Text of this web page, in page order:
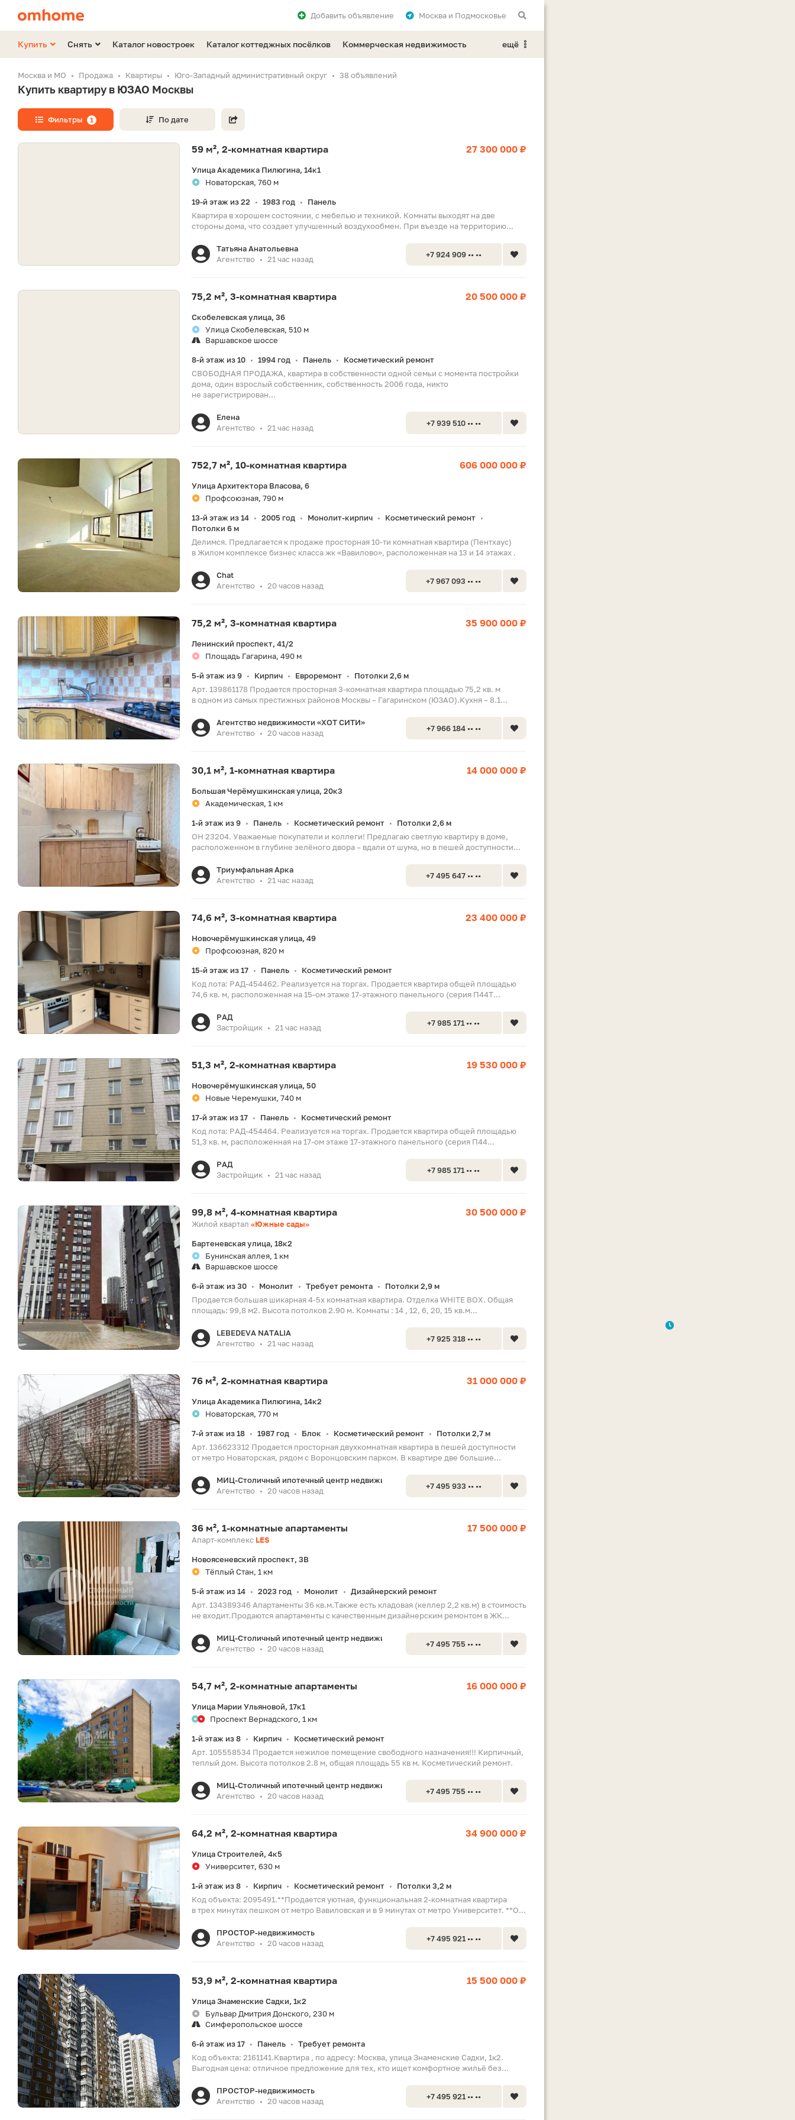
Москва и Подмосковье
Добавитьобъявление
Купить Снять Каталог новостроек Каталог коттеджных посёлков Коммерческая недвижимость ещё
Москва и МО Продажа Квартиры Юго-Западный административный округ 38 объявлений
Купить квартиру в ЮЗАО Москвы
Фильтры 1 По дате
59 м², 2-комнатная квартира 27 300 000 ₽
Улица Академика Пилюгина, 14к1
Новаторская, 760 м
19-й этаж из 22 • 1983 год •
Панель
Квартира в хорошем состоянии, с мебелью и техникой. Комнаты выходят на две
стороны дома, что создает улучшенный воздухообмен. При въезде на территорию...
Татьяна Анатольевна
Агентство
• 21 час назад +7 924 909 •• ••
75,2 м², 3-комнатная квартира 20 500 000 ₽
Скобелевская улица, 36
Улица Скобелевская, 510 м
Варшавское шоссе
8-й этаж из 10 • 1994 год • Панель •
Косметический ремонт
СВОБОДНАЯ ПРОДАЖА, квартира в собственности одной семьи с момента постройки
дома, один взрослый собственник, собственность 2006 года, никто
не зарегистрирован...
Елена
Агентство
• 21 час назад +7 939 510 •• ••
752,7 м², 10-комнатная квартира 606 000 000 ₽
Улица Архитектора Власова, 6
Профсоюзная, 790 м
13-й этаж из 14 • 2005 год • Монолит-кирпич • Косметический ремонт •
Потолки 6 м
Делимся. Предлагается к продаже просторная 10-ти комнатная квартира (Пентхаус)
в Жилом комплексе бизнес класса жк «Вавилово», расположенная на 13 и 14 этажах .
Chat
Агентство
• 20 часов назад +7 967 093 •• ••
75,2 м², 3-комнатная квартира 35 900 000 ₽
Ленинский проспект, 41/2
Площадь Гагарина, 490 м
5-й этаж из 9 • Кирпич • Евроремонт •
Потолки 2,6 м
Арт. 139861178 Продается просторная 3-комнатная квартира площадью 75,2 кв. м
в одном из самых престижных районов Москвы – Гагаринском (ЮЗАО).Кухня – 8.1...
Агентство недвижимости «ХОТ СИТИ»
Агентство
• 20 часов назад +7 966 184 •• ••
30,1 м², 1-комнатная квартира 14 000 000 ₽
Большая Черёмушкинская улица, 20к3
Академическая, 1 км
1-й этаж из 9 • Панель • Косметический ремонт •
Потолки 2,6 м
ОН 23204. Уважаемые покупатели и коллеги! Предлагаю светлую квартиру в доме,
расположенном в глубине зелёного двора – вдали от шума, но в пешей доступности...
Триумфальная Арка
Агентство
• 21 час назад +7 495 647 •• ••
74,6 м², 3-комнатная квартира 23 400 000 ₽
Новочерёмушкинская улица, 49
Профсоюзная, 820 м
15-й этаж из 17 • Панель •
Косметический ремонт
Код лота: РАД-454462. Реализуется на торгах. Продается квартира общей площадью
74,6 кв. м, расположенная на 15-ом этаже 17-этажного панельного (серия П44Т...
РАД
Застройщик • 21 час назад +7 985 171 •• ••
51,3 м², 2-комнатная квартира 19 530 000 ₽
Новочерёмушкинская улица, 50
Новые Черемушки, 740 м
17-й этаж из 17 • Панель •
Косметический ремонт
Код лота: РАД-454464. Реализуется на торгах. Продается квартира общей площадью
51,3 кв. м, расположенная на 17-ом этаже 17-этажного панельного (серия П44...
РАД
Застройщик • 21 час назад +7 985 171 •• ••
99,8 м², 4-комнатная квартира 30 500 000 ₽
Жилой квартал «Южные сады»
Бартеневская улица, 18к2
Бунинская аллея, 1 км
Варшавское шоссе
6-й этаж из 30 • Монолит • Требует ремонта •
Потолки 2,9 м
Продается большая шикарная 4-5х комнатная квартира. Отделка WHITE BOX. Общая
площадь: 99,8 м2. Высота потолков 2.90 м. Комнаты : 14 , 12, 6, 20, 15 кв.м...
LEBEDEVA NATALIA
Агентство
• 21 час назад +7 925 318 •• ••
76 м², 2-комнатная квартира 31 000 000 ₽
Улица Академика Пилюгина, 14к2
Новаторская, 770 м
7-й этаж из 18 • 1987 год • Блок • Косметический ремонт •
Потолки 2,7 м
Арт. 136623312 Продается просторная двухкомнатная квартира в пешей доступности
от метро Новаторская, рядом с Воронцовским парком. В квартире две большие...
МИЦ-Столичный ипотечный центр недвижимос
Агентство
• 20 часов назад +7 495 933 •• ••
36 м², 1-комнатные апартаменты 17 500 000 ₽
Апарт-комплекс LES
Новоясеневский проспект, 3В
Тёплый Стан, 1 км
5-й этаж из 14 • 2023 год • Монолит • Дизайнерский ремонт
Арт. 134389346 Апартаменты 36 кв.м.Также есть кладовая (келлер 2,2 кв.м) в стоимость
не входит.Продаются апартаменты с качественным дизайнерским ремонтом в ЖК...
МИЦ-Столичный ипотечный центр недвижимос
Агентство
• 20 часов назад +7 495 755 •• ••
54,7 м², 2-комнатные апартаменты 16 000 000 ₽
Улица Марии Ульяновой, 17к1
Проспект Вернадского, 1 км
1-й этаж из 8 • Кирпич •
Косметический ремонт
Арт. 105558534 Продается нежилое помещение свободного назначения!!! Кирпичный,
теплый дом. Высота потолков 2.8 м, общая площадь 55 кв м. Косметический ремонт.
МИЦ-Столичный ипотечный центр недвижимос
Агентство
• 20 часов назад +7 495 755 •• ••
64,2 м², 2-комнатная квартира 34 900 000 ₽
Улица Строителей, 4к5
Университет, 630 м
1-й этаж из 8 • Кирпич • Косметический ремонт •
Потолки 3,2 м
Код объекта: 2095491.**Продается уютная, функциональная 2-комнатная квартира
в трех минутах пешком от метро Вавиловская и в 9 минутах от метро Университет. **О...
ПРОСТОР-недвижимость
Агентство
• 20 часов назад +7 495 921 •• ••
53,9 м², 2-комнатная квартира 15 500 000 ₽
Улица Знаменские Садки, 1к2
Бульвар Дмитрия Донского, 230 м
Симферопольское шоссе
6-й этаж из 17 • Панель • Требует ремонта
Код объекта: 2161141.Квартира , по адресу: Москва, улица Знаменские Садки, 1к2.
Выгодная цена: отличное предложение для тех, кто ищет комфортное жильё без...
ПРОСТОР-недвижимость
Агентство
• 20 часов назад +7 495 921 •• ••